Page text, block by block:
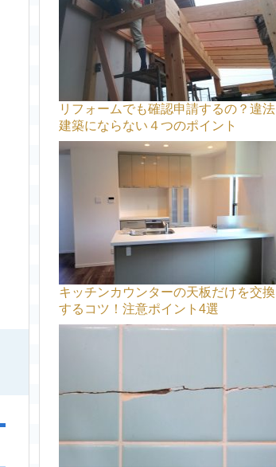
リフォームでも確認申請するの？違法
建築にならない４つのポイント
キッチンカウンターの天板だけを交換
するコツ！注意ポイント4選